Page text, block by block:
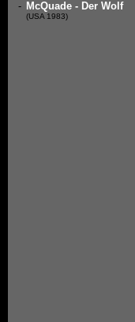
- McQuade - Der Wolf
(USA 1983)